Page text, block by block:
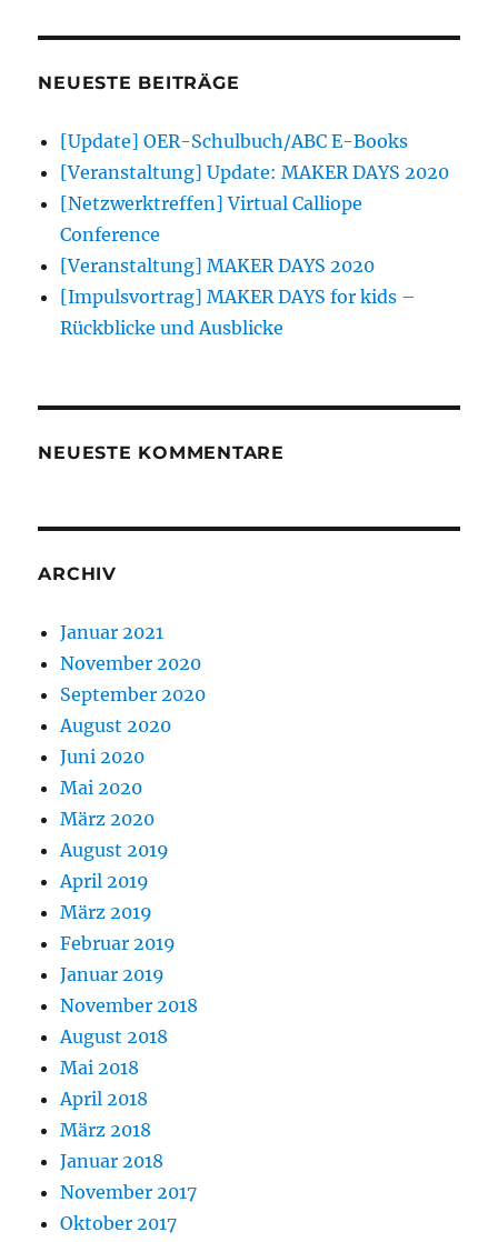
NEUESTE BEITRÄGE
[Update] OER-Schulbuch/ABC E-Books
[Veranstaltung] Update: MAKER DAYS 2020
[Netzwerktreffen] Virtual Calliope
Conference
[Veranstaltung] MAKER DAYS 2020
[Impulsvortrag] MAKER DAYS for kids –
Rückblicke und Ausblicke
NEUESTE KOMMENTARE
ARCHIV
Januar 2021
November 2020
September 2020
August 2020
Juni 2020
Mai 2020
März 2020
August 2019
April 2019
März 2019
Februar 2019
Januar 2019
November 2018
August 2018
Mai 2018
April 2018
März 2018
Januar 2018
November 2017
Oktober 2017